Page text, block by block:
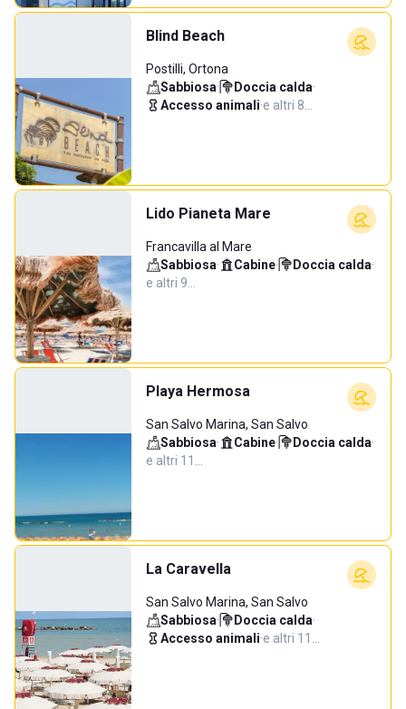
Blind Beach
Postilli, Ortona
Sabbiosa· Doccia calda·
Accesso animali·e altri 8…
Lido Pianeta Mare
Francavilla al Mare
Sabbiosa· Cabine· Doccia calda·
e altri 9…
Playa Hermosa
San Salvo Marina, San Salvo
Sabbiosa· Cabine· Doccia calda·
e altri 11…
La Caravella
San Salvo Marina, San Salvo
Sabbiosa· Doccia calda·
Accesso animali·e altri 11…